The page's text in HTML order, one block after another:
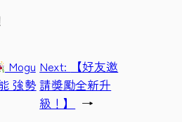
Mogu
強勢
Next:
【好友邀
請獎勵全新升
級！】
→